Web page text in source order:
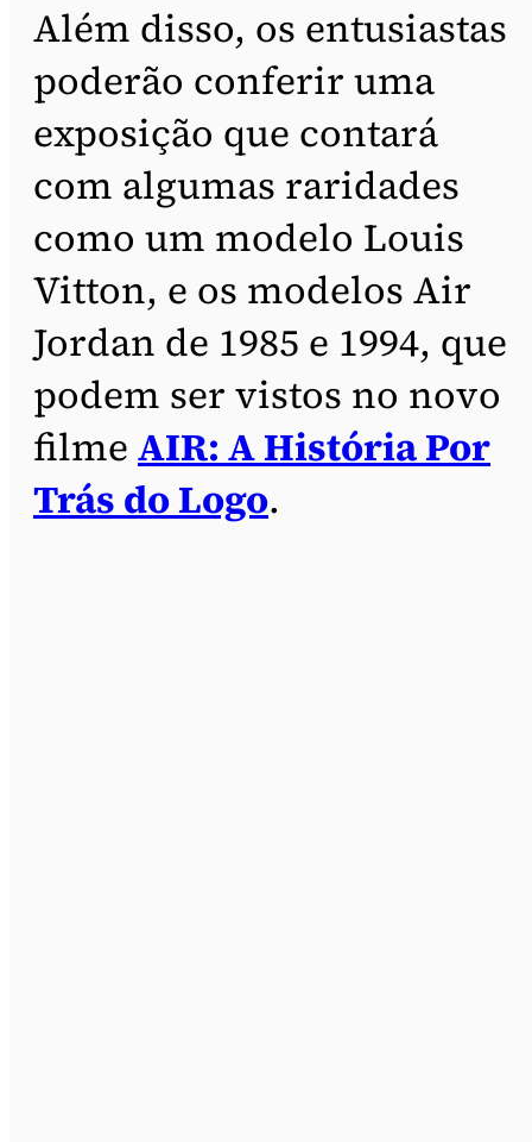
Além disso, os entusiastas
poderão conferir uma
exposição que contará
com algumas raridades
como um modelo Louis
Vitton, e os modelos Air
Jordan de 1985 e 1994, que
podem ser vistos no novo
filme AIR: A História Por
Trás do Logo.